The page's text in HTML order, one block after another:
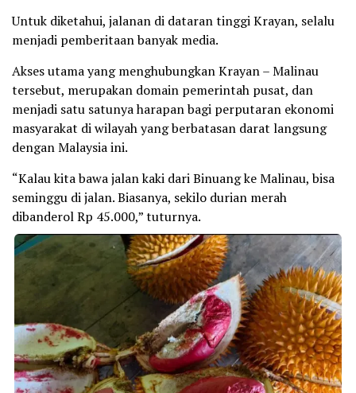
Untuk diketahui, jalanan di dataran tinggi Krayan, selalu
menjadi pemberitaan banyak media.
Akses utama yang menghubungkan Krayan – Malinau
tersebut, merupakan domain pemerintah pusat, dan
menjadi satu satunya harapan bagi perputaran ekonomi
masyarakat di wilayah yang berbatasan darat langsung
dengan Malaysia ini.
“Kalau kita bawa jalan kaki dari Binuang ke Malinau, bisa
seminggu di jalan. Biasanya, sekilo durian merah
dibanderol Rp 45.000,” tuturnya.